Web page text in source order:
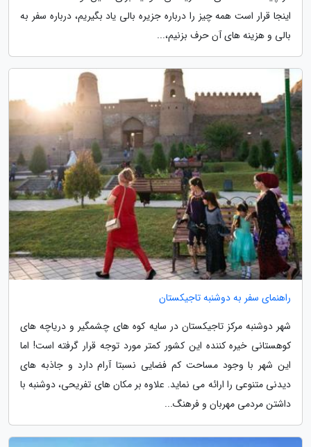
اینجا قرار است همه چیز را درباره جزیره بالی یاد بگیریم، درباره سفر به
بالی و هزینه های آن حرف بزنیم،...
راهنمای سفر به دوشنبه تاجیکستان
شهر دوشنبه مرکز تاجیکستان در سایه کوه های چشمگیر و دریاچه های
کوهستانی خیره کننده این کشور کمتر مورد توجه قرار گرفته است! اما
این شهر با وجود مساحت کم فضایی نسبتا آرام دارد و جاذبه های
دیدنی متنوعی را ارائه می نماید. علاوه بر مکان های تفریحی، دوشنبه با
داشتن مردمی مهربان و فرهنگ...